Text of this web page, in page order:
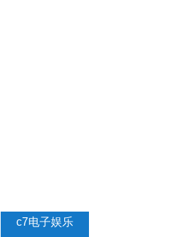
c7电子娱乐